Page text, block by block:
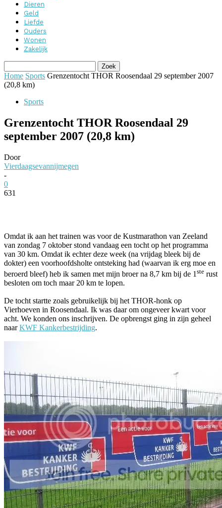
Dieren
Geld
Liefde
Ouders
Wonen
Zakelijk
Home Sports Grenzentocht THOR Roosendaal 29 september 2007
(20,8 km)
Sports
Grenzentocht THOR Roosendaal 29
september 2007 (20,8 km)
Door
Vierdaagsevannijmegen
-
0
631
Omdat ik aan het trainen was voor de Kustmarathon van Zeeland
van zondag 7 oktober stond vandaag een tocht op het programma
van 30 km. Omdat ik echter deze week (na vrijdag bleek bij de
dokter) een voorhoofdsholte ontsteking had (waarvan ik erg moe en
beroerd bleef) heb ik samen met mijn broer na 8,7 km bij de 1 ste rust
besloten om toch maar 20 km te lopen.
De tocht startte zoals gebruikelijk bij het THOR-honk op
Vierhoeven in Roosendaal. Ik was daar om ongeveer kwart voor
acht. We konden ons inschrijven. De opbrengst ging in zijn geheel
naarKWF Kankerbestrijding.